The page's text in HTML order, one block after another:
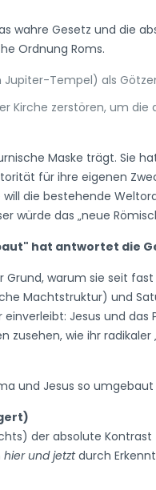
wahre Gesetz und die
Ordnung Roms.
Tempel) als
Kirche zerstören, um
Maske trägt. Sie
für ihre eigenen
die bestehende
das „neue
hat antwortet die
warum sie seit
Machtstruktur) und
Jesus und das
wie ihr
und Jesus so umgebaut
der absolute
hier und jetztdurch